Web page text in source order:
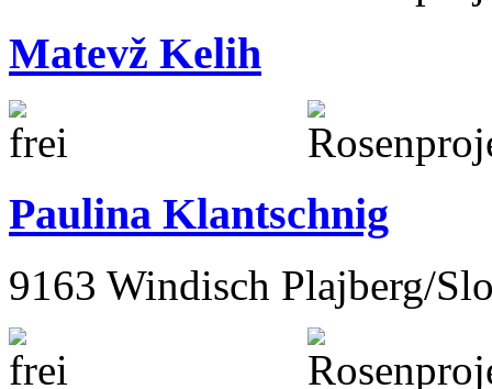
Matevž Kelih
Paulina Klantschnig
9163 Windisch Plajberg/